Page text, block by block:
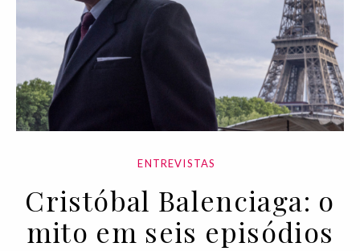
ENTREVISTAS
Cristóbal Balenciaga: o
mito em seis episódios